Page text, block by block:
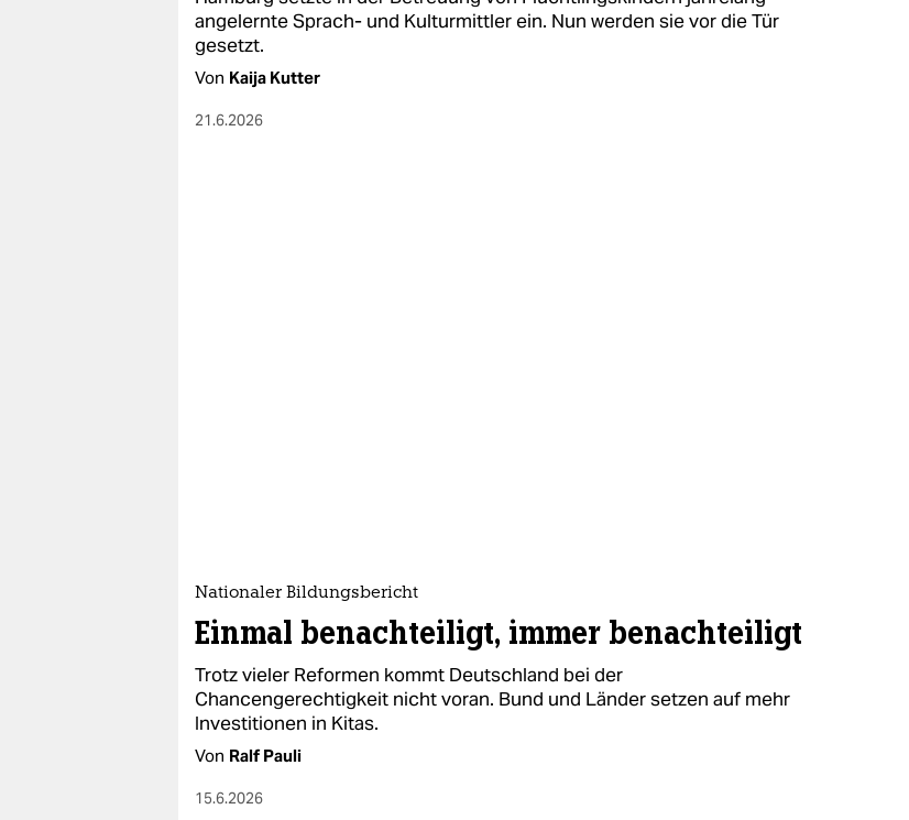
angelernte Sprach- und Kulturmittler ein. Nun werden sie vor die Tür
gesetzt.
Von Kaija Kutter
21.6.2026
Nationaler Bildungsbericht
Einmal benachteiligt, immer benachteiligt
Trotz vieler Reformen kommt Deutschland bei der
Chancengerechtigkeit nicht voran. Bund und Länder setzen auf mehr
Investitionen in Kitas.
Von Ralf Pauli
15.6.2026